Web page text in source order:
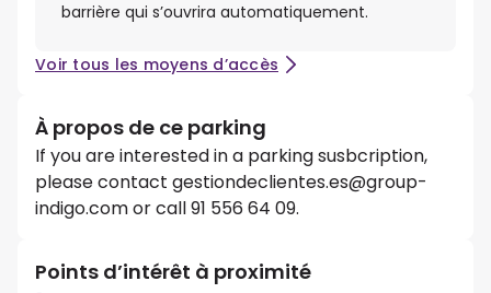
barrière qui s’ouvrira automatiquement.
Voir tous les moyens d’accès
À propos de ce parking
If you are interested in a parking susbcription,
please contact gestiondeclientes.es@group-
indigo.com or call 91 556 64 09.
Points d’intérêt à proximité